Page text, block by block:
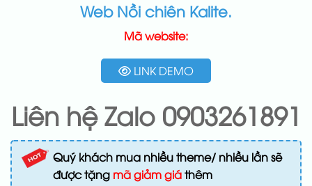
Web Nồi chiên Kalite.
Mã website:
LINK DEMO
Liên hệ Zalo 0903261891
Quý khách mua nhiều theme/ nhiều lần sẽ
được tặng mã giảm giáthêm